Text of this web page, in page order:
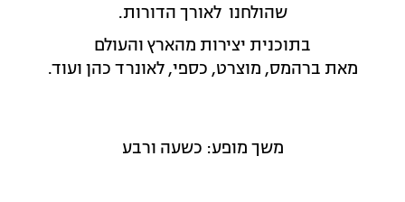
שהולחנו לאורך הדורות.
בתוכנית יצירות מהארץ והעולם
מאת ברהמס, מוצרט, כספי, לאונרד כהן ועוד.
משך מופע: כשעה ורבע